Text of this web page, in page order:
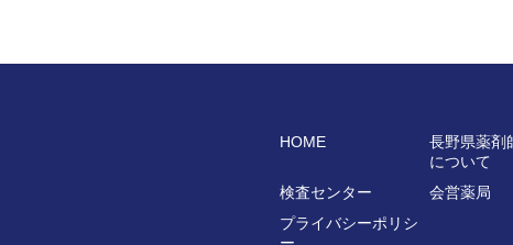
HOME
長野県薬剤
について
検査センター 会営薬局
プライバシーポリシ